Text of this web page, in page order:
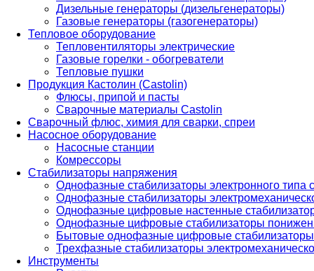
Дизельные генераторы (дизельгенераторы)
Газовые генераторы (газогенераторы)
Тепловое оборудование
Тепловентиляторы электрические
Газовые горелки - обогреватели
Тепловые пушки
Продукция Кастолин (Castolin)
Флюсы, припой и пасты
Сварочные материалы Castolin
Сварочный флюс, химия для сварки, спреи
Насосное оборудование
Насосные станции
Комрессоры
Стабилизаторы напряжения
Однофазные стабилизаторы электронного
Однофазные стабилизаторы
Однофазные цифровые настенные
Однофазные цифровые стабилизаторы
Бытовые однофазные цифровые стабилизаторы
Трехфазные стабилизаторы
Инструменты